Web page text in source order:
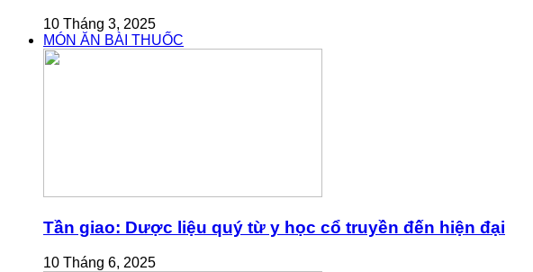
10 Tháng 3, 2025
MÓN ĂN BÀI THUỐC
Tần giao: Dược liệu quý từ y học cổ truyền đến hiện đại
10 Tháng 6, 2025